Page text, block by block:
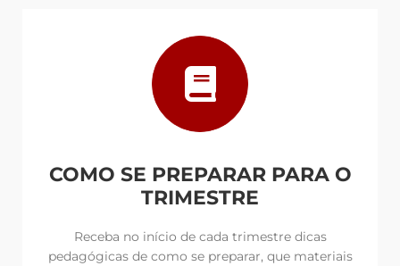
COMO SE PREPARAR PARA O
TRIMESTRE
Receba no início de cada trimestre dicas
pedagógicas de como se preparar, que materiais